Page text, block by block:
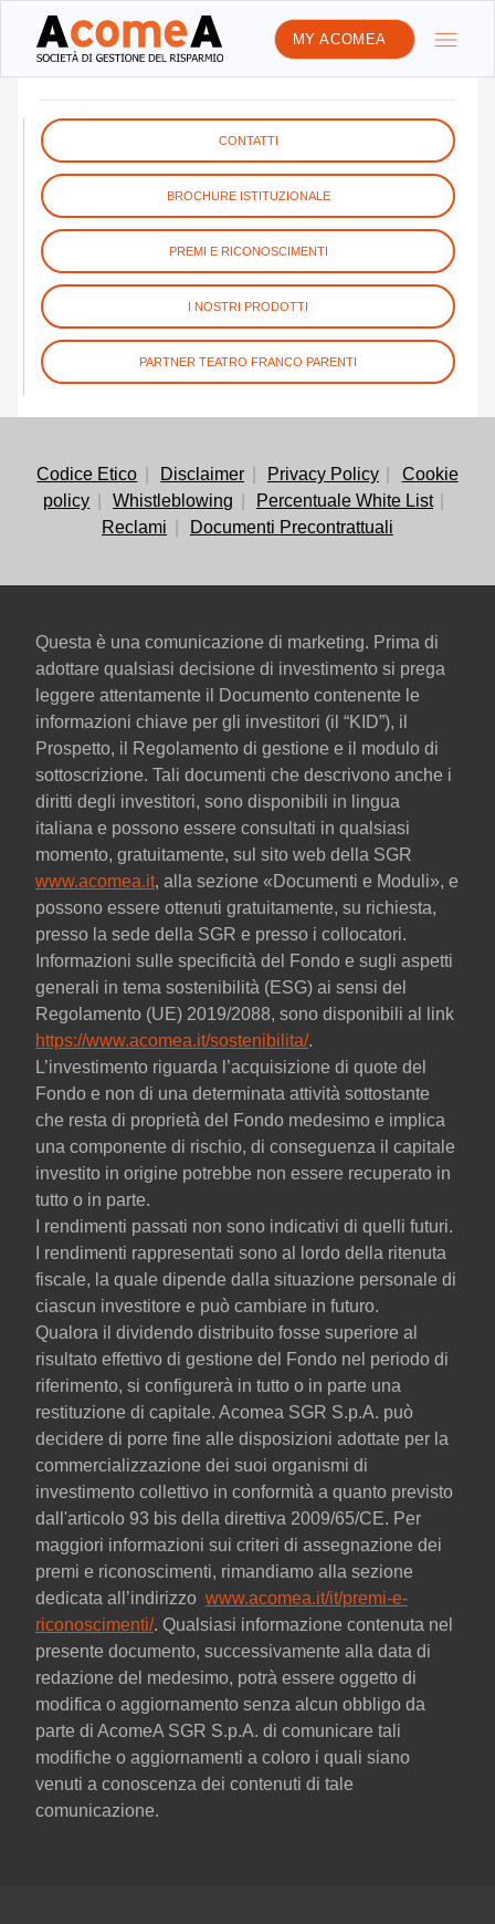
MY ACOMEA
IL MANAGEMENT
CONTATTI
BROCHURE ISTITUZIONALE
PREMI E RICONOSCIMENTI
I NOSTRI PRODOTTI
PARTNER TEATRO FRANCO PARENTI
Codice Etico Disclaimer Privacy Policy
Cookie
policy
Whistleblowing
Percentuale White List
Reclami
Documenti Precontrattuali
Questa è una comunicazione di marketing. Prima di
adottare qualsiasi decisione di investimento si prega
leggere attentamente il Documento contenente le
informazioni chiave per gli investitori (il “KID”), il
Prospetto, il Regolamento di gestione e il modulo di
sottoscrizione. Tali documenti che descrivono anche i
diritti degli investitori, sono disponibili in lingua
italiana e possono essere consultati in qualsiasi
momento, gratuitamente, sul sito web della SGR
www.acomea.it, alla sezione «Documenti e Moduli», e
possono essere ottenuti gratuitamente, su richiesta,
presso la sede della SGR e presso i collocatori.
Informazioni sulle specificità del Fondo e sugli aspetti
generali in tema sostenibilità (ESG) ai sensi del
Regolamento (UE) 2019/2088, sono disponibili al link
https://www.acomea.it/sostenibilita/.
L’investimento riguarda l’acquisizione di quote del
Fondo e non di una determinata attività sottostante
che resta di proprietà del Fondo medesimo e implica
una componente di rischio, di conseguenza il capitale
investito in origine potrebbe non essere recuperato in
tutto o in parte.
I rendimenti passati non sono indicativi di quelli futuri.
I rendimenti rappresentati sono al lordo della ritenuta
fiscale, la quale dipende dalla situazione personale di
ciascun investitore e può cambiare in futuro.
Qualora il dividendo distribuito fosse superiore al
risultato effettivo di gestione del Fondo nel periodo di
riferimento, si configurerà in tutto o in parte una
restituzione di capitale. Acomea SGR S.p.A. può
decidere di porre fine alle disposizioni adottate per la
commercializzazione dei suoi organismi di
investimento collettivo in conformità a quanto previsto
dall'articolo 93 bis della direttiva 2009/65/CE. Per
maggiori informazioni sui criteri di assegnazione dei
premi e riconoscimenti, rimandiamo alla sezione
dedicata all’indirizzo www.acomea.it/it/premi-e-
riconoscimenti/. Qualsiasi informazione contenuta nel
presente documento, successivamente alla data di
redazione del medesimo, potrà essere oggetto di
modifica o aggiornamento senza alcun obbligo da
parte di AcomeA SGR S.p.A. di comunicare tali
modifiche o aggiornamenti a coloro i quali siano
venuti a conoscenza dei contenuti di tale
comunicazione.